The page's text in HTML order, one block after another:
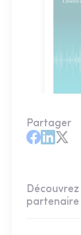
Partager
partenaire